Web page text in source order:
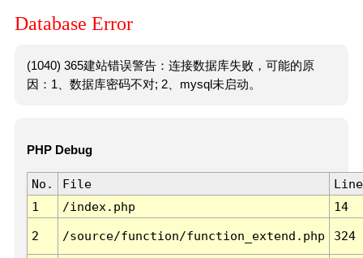
Database Error
(1040) 365建站错误警告：连接数据库失败，可能的原
因：1、数据库密码不对; 2、mysql未启动。
PHP Debug
No. File
Line
1
/index.php 14
2 /source/function/function_extend.php 324